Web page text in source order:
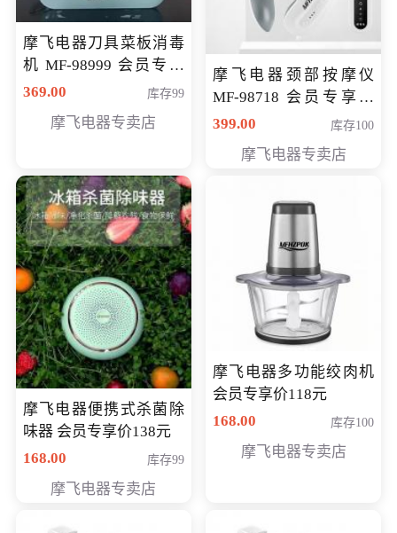
摩飞电器刀具菜板消毒
机 MF-98999 会员专享
价286元
369.00 库存99
摩飞电器专卖店
摩飞电器颈部按摩仪
MF-98718 会员专享价
299元
399.00 库存100
摩飞电器专卖店
摩飞电器便携式杀菌除
味器 会员专享价138元
168.00
库存99
摩飞电器专卖店
摩飞电器多功能绞肉机
会员专享价118元
168.00
库存100
摩飞电器专卖店